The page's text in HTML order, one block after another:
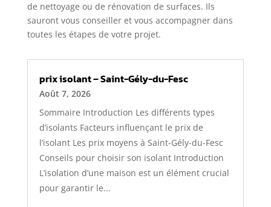
de nettoyage ou de rénovation de surfaces. Ils
sauront vous conseiller et vous accompagner dans
toutes les étapes de votre projet.
prix isolant – Saint-Gély-du-Fesc
Août 7, 2026
Sommaire Introduction Les différents types
d’isolants Facteurs influençant le prix de
l’isolant Les prix moyens à Saint-Gély-du-Fesc
Conseils pour choisir son isolant Introduction
L’isolation d’une maison est un élément crucial
pour garantir le...